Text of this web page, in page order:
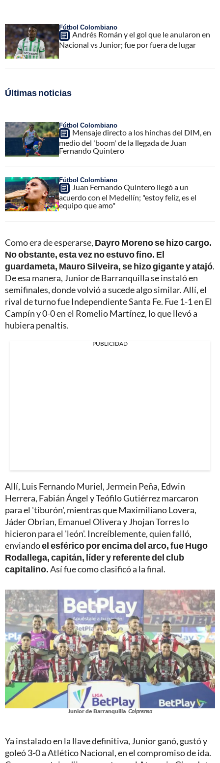
Fútbol Colombiano
Andrés Román y el gol que le anularon en
Nacional vs Junior; fue por fuera de lugar
Últimas noticias
Fútbol Colombiano
Mensaje directo a los hinchas del DIM, en
medio del 'boom' de la llegada de Juan
Fernando Quintero
Fútbol Colombiano
Juan Fernando Quintero llegó a un
acuerdo con el Medellín; "estoy feliz, es el
equipo que amo"
Como era de esperarse, Dayro Moreno se hizo cargo.
No obstante, esta vez no estuvo fino. El
guardameta, Mauro Silveira, se hizo gigante y atajó.
De esa manera, Junior de Barranquilla se instaló en
semifinales, donde volvió a sucede algo similar. Allí, el
rival de turno fue Independiente Santa Fe. Fue 1-1 en El
Campín y 0-0 en el Romelio Martínez, lo que llevó a
hubiera penaltis.
PUBLICIDAD
Allí, Luis Fernando Muriel, Jermein Peña, Edwin
Herrera, Fabián Ángel y Teófilo Gutiérrez marcaron
para el 'tiburón', mientras que Maximiliano Lovera,
Jáder Obrian, Emanuel Olivera y Jhojan Torres lo
hicieron para el 'león'. Increíblemente, quien falló,
enviandoel esférico por encima del arco, fue Hugo
Rodallega, capitán, líder y referente del club
capitalino.Así fue como clasificó a la final.
Junior de Barranquilla Colprensa
Ya instalado en la llave definitiva, Junior ganó, gustó y
goleó 3-0 a Atlético Nacional, en el compromiso de ida.